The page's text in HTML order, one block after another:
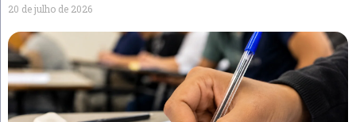
20 de julho de 2026